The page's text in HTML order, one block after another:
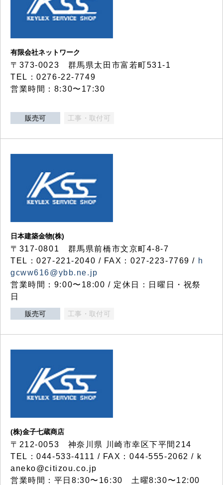
有限会社ネットワーク
〒373-0023 群馬県太田市富若町531-1
TEL：0276-22-7749
営業時間：8:30〜17:30
販売可 工事・取付可
日本建築金物(株)
〒317‐0801 群馬県前橋市文京町4-8-7
TEL：027-221-2040 / FAX：027-223-7769 / h
gcww616@ybb.ne.jp
営業時間：9:00〜18:00 / 定休日：日曜日・祝祭
日
販売可 工事・取付可
(株)金子七蔵商店
〒212-0053 神奈川県 川崎市幸区下平間214
TEL：044-533-4111 / FAX：044-555-2062 / k
aneko@citizou.co.jp
営業時間：平日8:30〜16:30 土曜8:30〜12:00